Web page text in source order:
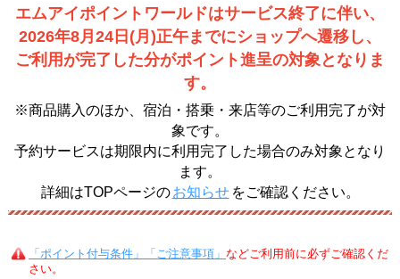
エムアイポイントワールドはサービス終了に伴い、
2026年8月24日(月)正午までにショップへ遷移し、
ご利用が完了した分がポイント進呈の対象となりま
す。
※商品購入のほか、宿泊・搭乗・来店等のご利用完了が対
象です。
予約サービスは期限内に利用完了した場合のみ対象となり
ます。
詳細はTOPページの お知らせ をご確認ください。
「ポイント付与条件」「ご注意事項」 などご利用前に必ずご確認くだ
さい。